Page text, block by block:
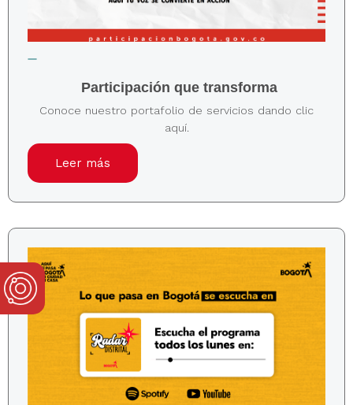
Participación que transforma
Conoce nuestro portafolio de servicios dando clic
aquí.
Leer más